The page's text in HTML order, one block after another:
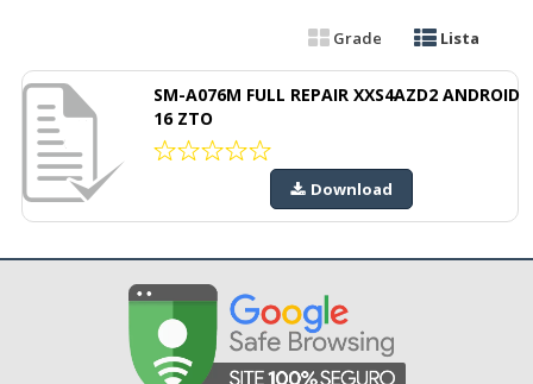
Grade Lista
SM-A076M FULL REPAIR XXS4AZD2 ANDROID
16 ZTO
Download